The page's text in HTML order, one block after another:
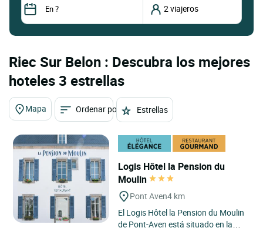
Riec Sur Belon : Descubra los mejores
hoteles 3 estrellas
Mapa Ordenar por Estrellas
Logis Hôtel la Pension du
Moulin
Pont Aven4 km
El Logis Hôtel la Pension du Moulin
de Pont-Aven está situado en la